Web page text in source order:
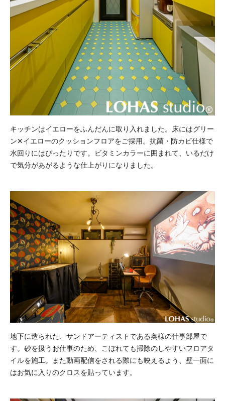
キッチンはイエローをふんだんに取り入れました。床にはグリー
ン✕イエローのクッションフロアをご採用。抗菌・防カビ仕様で
水回りにはぴったりです。ビタミンカラーに囲まれて、いるだけ
で気分があがるような仕上がりになりました。
地下に造られた、サンドアーティストである奥様の仕事部屋で
す。砂を扱うお仕事のため、こぼれても掃除のしやすいフロアタ
イルを施工。また動画配信をされる際にも映えるよう、壁一面に
はお気に入りのクロスを貼っています。